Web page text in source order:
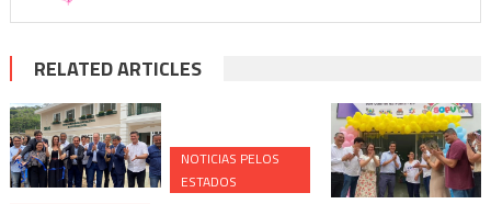
RELATED ARTICLES
NOTICIAS PELOS
ESTADOS